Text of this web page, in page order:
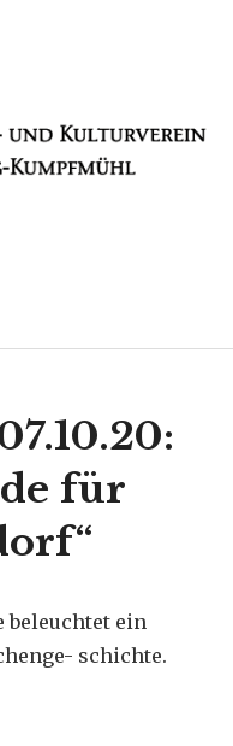
für
beleuchtet ein
schichte.